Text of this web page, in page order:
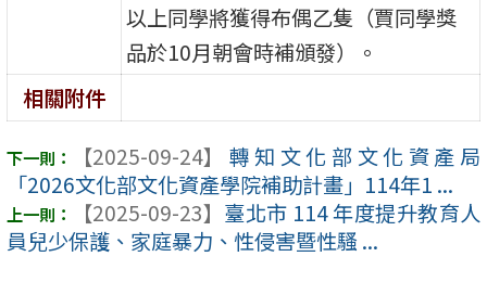
以上同學將獲得布偶乙隻（賈同學獎
品於10月朝會時補頒發）。
相關附件
【2025-09-24】
轉知文化部文化資產局
「2026文化部文化資產學院補助計畫」114年1 ...
【2025-09-23】 臺北市 114 年度提升教育人
員兒少保護、家庭暴力、性侵害暨性騷 ...